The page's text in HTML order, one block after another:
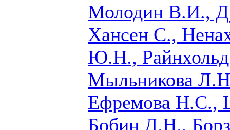
Молодин В.И.,
Хансен С.,
Ю.Н.,
Мыльникова
Ефремова Н.С.,
Бобин Д.Н.,